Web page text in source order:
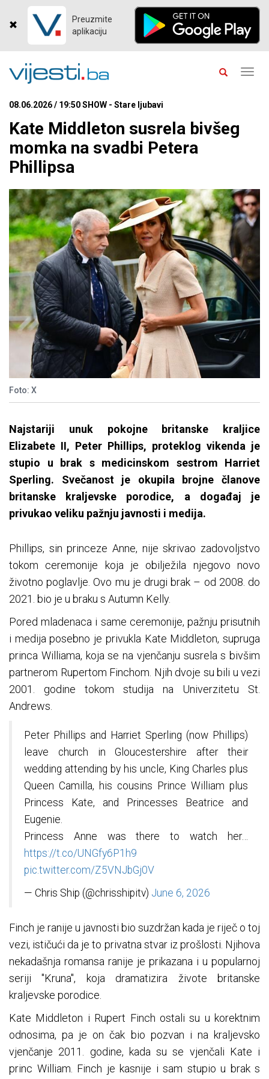
Preuzmite
aplikaciju
08.06.2026 / 19:50 SHOW - Stare ljubavi
Kate Middleton susrela bivšeg
momka na svadbi Petera
Phillipsa
Foto: X
Najstariji unuk pokojne britanske kraljice
Elizabete II, Peter Phillips, proteklog vikenda je
stupio u brak s medicinskom sestrom Harriet
Sperling. Svečanost je okupila brojne članove
britanske kraljevske porodice, a događaj je
privukao veliku pažnju javnosti i medija.
Phillips, sin princeze Anne, nije skrivao zadovoljstvo
tokom ceremonije koja je obilježila njegovo novo
životno poglavlje. Ovo mu je drugi brak – od 2008. do
2021. bio je u braku s Autumn Kelly.
Pored mladenaca i same ceremonije, pažnju prisutnih
i medija posebno je privukla Kate Middleton, supruga
princa Williama, koja se na vjenčanju susrela s bivšim
partnerom Rupertom Finchom. Njih dvoje su bili u vezi
2001. godine tokom studija na Univerzitetu St.
Andrews.
Peter Phillips and Harriet Sperling (now Phillips)
leave church in Gloucestershire after their
wedding attending by his uncle, King Charles plus
Queen Camilla, his cousins Prince William plus
Princess Kate, and Princesses Beatrice and
Eugenie.
Princess Anne was there to watch her…
https://t.co/UNGfy6P1h9
pic.twitter.com/Z5VNJbGj0V
— Chris Ship (@chrisshipitv) June 6, 2026
Finch je ranije u javnosti bio suzdržan kada je riječ o toj
vezi, ističući da je to privatna stvar iz prošlosti. Njihova
nekadašnja romansa ranije je prikazana i u popularnoj
seriji "Kruna", koja dramatizira živote britanske
kraljevske porodice.
Kate Middleton i Rupert Finch ostali su u korektnim
odnosima, pa je on čak bio pozvan i na kraljevsko
vjenčanje 2011. godine, kada su se vjenčali Kate i
princ William. Finch je kasnije i sam stupio u brak s